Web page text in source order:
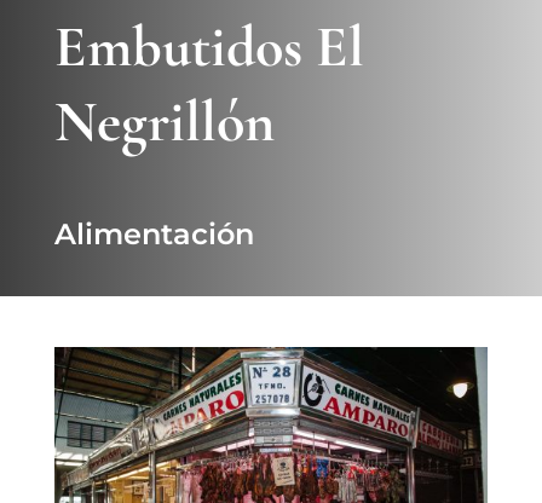
Embutidos El
Negrillón
Alimentación